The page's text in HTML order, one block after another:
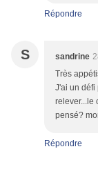
Répondre
S sandrine
Très
J'ai un défi
relever...le
pensé?
Répondre